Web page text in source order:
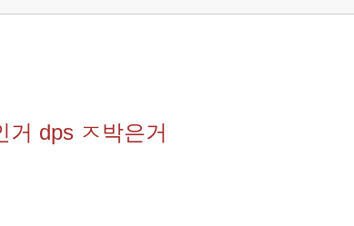
거 dps ㅈ박은거